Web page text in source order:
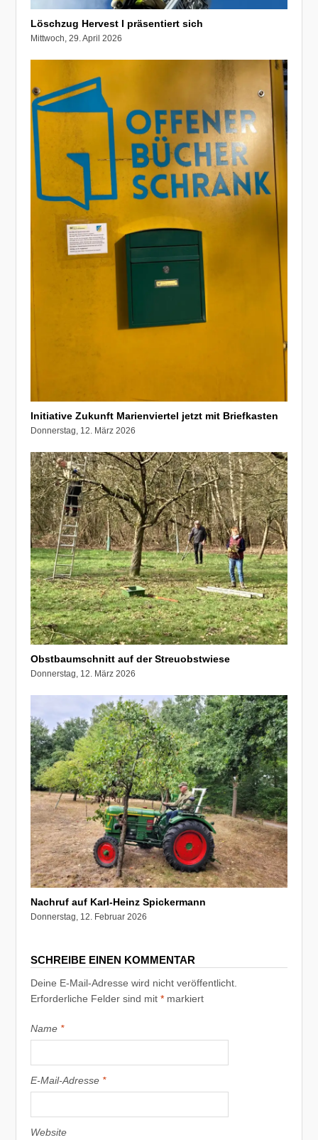
Löschzug Hervest I präsentiert sich
Mittwoch, 29. April 2026
Initiative Zukunft Marienviertel jetzt mit Briefkasten
Donnerstag, 12. März 2026
Obstbaumschnitt auf der Streuobstwiese
Donnerstag, 12. März 2026
Nachruf auf Karl-Heinz Spickermann
Donnerstag, 12. Februar 2026
SCHREIBE EINEN KOMMENTAR
Deine E-Mail-Adresse wird nicht veröffentlicht.
Erforderliche Felder sind mit* markiert
Name *
E-Mail-Adresse *
Website